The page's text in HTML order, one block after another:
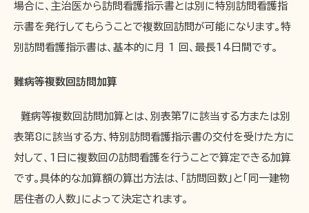
場合に、主治医から訪問看護指示書とは別に特別訪問看護指
示書を発行してもらうことで複数回訪問が可能になります。特
別訪問看護指示書は、基本的に月 1 回、最長14日間です。
難病等複数回訪問加算
難病等複数回訪問加算とは、別表第7に該当する方または別
表第8に該当する方、特別訪問看護指示書の交付を受けた方に
対して、1日に複数回の訪問看護を行うことで算定できる加算
です。具体的な加算額の算出方法は、「訪問回数」と「同一建物
居住者の人数」によって決定されます。